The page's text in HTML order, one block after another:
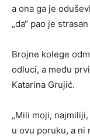
a ona ga je
„da“ pao je
Brojne kolege
odluci, a među
Katarina Grujić.
„Mili moji,
u ovu poruku, a ni